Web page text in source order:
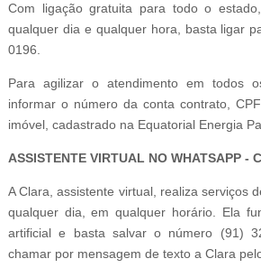
Com ligação gratuita para todo o
qualquer dia e qualquer hora, basta ligar
0196.
Para agilizar o atendimento em todos
informar o número da conta contrato,
imóvel, cadastrado na Equatorial Energia
ASSISTENTE VIRTUAL NO WHATSAPP -
A Clara, assistente virtual, realiza serviços
qualquer dia, em qualquer horário. Ela
artificial e basta salvar o número (91)
chamar por mensagem de texto a Clara